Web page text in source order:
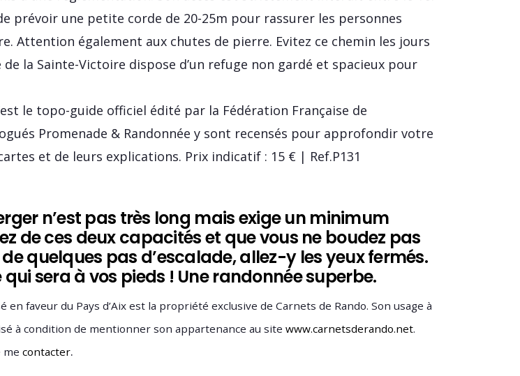
prévoir une petite corde de 20-25m pour rassurer les personnes
Attention également aux chutes de pierre. Evitez ce chemin les jours
la Sainte-Victoire dispose d’un refuge non gardé et spacieux pour
le topo-guide officiel édité par la Fédération Française de
Promenade & Randonnée y sont recensés pour approfondir votre
et de leurs explications. Prix indicatif : 15 € | Ref.P131
n’est pas très long mais exige un minimum
de ces deux capacités et que vous ne boudez pas
quelques pas d’escalade, allez-y les yeux fermés.
sera à vos pieds ! Une randonnée superbe.
en faveur du Pays d’Aix est la propriété exclusive de Carnets de Rando. Son usage à
à condition de mentionner son appartenance au site www.carnetsderando.net.
me contacter.